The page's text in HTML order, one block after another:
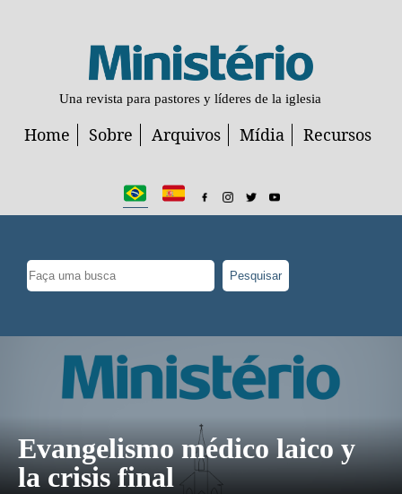
Una revista para pastores y líderes de la iglesia
Home Sobre Arquivos Mídia Recursos
Pesquisar
Evangelismo médico laico y
la crisis final